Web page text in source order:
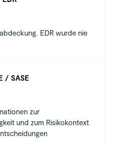
EDR wurde nie
/ SASE
zur
und zum Risikokontext